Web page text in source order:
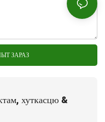
ЗАРАЗ
хуткасцю &